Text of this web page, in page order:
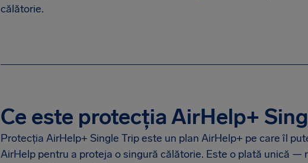
călătorie.
Ce este protecția AirHelp+
Protecția AirHelp+ Single Trip este un plan AirHelp+ pe care îl
AirHelp pentru a proteja o singură călătorie. Este o plată unică —